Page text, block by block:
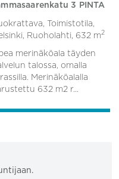
3 PINTA
Toimistotila,
Ruoholahti, 632 m2
merinäköala täyden
talossa, omalla
Merinäköalalla
632 m2 r...